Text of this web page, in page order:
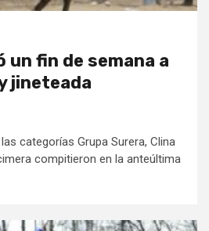
un fin de semana a
jineteada
categorías Grupa Surera, Clina
compitieron en la anteúltima